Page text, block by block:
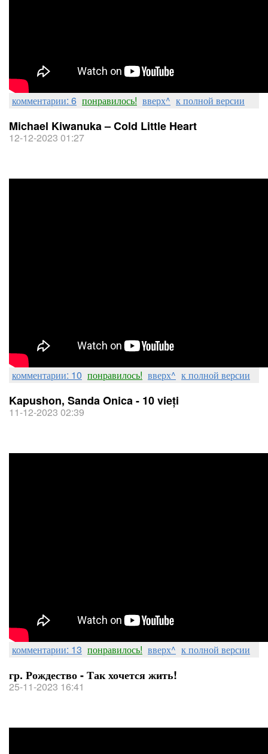
комментарии: 6 понравилось! вверх^ к полной версии
Michael Kiwanuka – Cold Little Heart
12-12-2023 01:27
комментарии: 10 понравилось! вверх^ к полной версии
Kapushon, Sanda Onica - 10 vieți
11-12-2023 02:39
комментарии: 13 понравилось! вверх^ к полной версии
гр. Рождество - Так хочется жить!
25-11-2023 16:41